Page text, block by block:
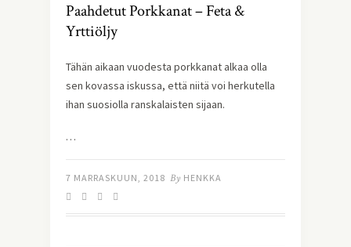
Paahdetut Porkkanat – Feta &
Yrttiöljy
Tähän aikaan vuodesta porkkanat alkaa olla
sen kovassa iskussa, että niitä voi herkutella
ihan suosiolla ranskalaisten sijaan.
…
7 MARRASKUUN, 2018 By HENKKA